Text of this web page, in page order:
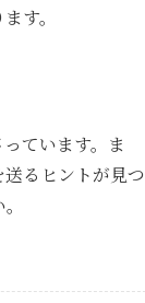
す。
ています。ま
るヒントが見つ